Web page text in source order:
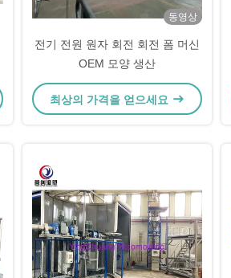
동영상
전기 전원 원자 회전 회전 폼 머신
OEM 모양 생산
최상의 가격을 얻으세요